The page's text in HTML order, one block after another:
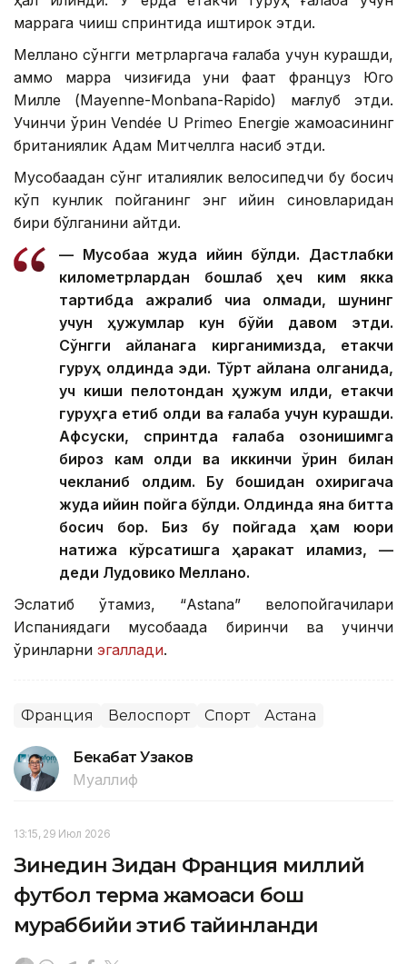
маррага чиқиш спринтида иштирок этди.
Меллано сўнгги метрларгача ғалаба учун курашди,
аммо марра чизиғида уни фақат француз Юго
Милле (Mayenne-Monbana-Rapido) мағлуб этди.
Учинчи ўрин Vendée U Primeo Energie жамоасининг
британиялик Адам Митчеллга насиб этди.
Мусобақадан сўнг италиялик велосипедчи бу босқич
кўп кунлик пойганинг энг қийин синовларидан
бири бўлганини айтди.
— Мусобақа жуда қийин бўлди. Дастлабки
километрлардан бошлаб ҳеч ким якка
тартибда ажралиб чиқа олмади, шунинг
учун ҳужумлар кун бўйи давом этди.
Сўнгги айланага кирганимизда, етакчи
гуруҳ олдинда эди. Тўрт айлана қолганида,
уч киши пелотондан ҳужум қилди, етакчи
гуруҳга етиб олди ва ғалаба учун курашди.
Афсуски, спринтда ғалаба қозонишимга
бироз кам қолди ва иккинчи ўрин билан
чекланиб қолдим. Бу бошидан охиригача
жуда қийин пойга бўлди. Олдинда яна битта
босқич бор. Биз бу пойгада ҳам юқори
натижа кўрсатишга ҳаракат қиламиз, —
деди Лудовико Меллано.
Эслатиб ўтамиз, “Аstana” велопойгачилари
Испаниядаги мусобақада биринчи ва учинчи
ўринларни эгаллади.
Франция Велоспорт Спорт Астана
Бекабат Узаков
Муаллиф
13:15, 29 Июл 2026
Зинедин Зидан Франция миллий
футбол терма жамоаси бош
мураббийи этиб тайинланди